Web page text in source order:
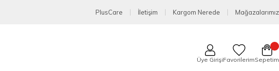
PlusCare İletişim Kargom Nerede Mağazalarımız
Üye GirişiFavorilerimSepetim